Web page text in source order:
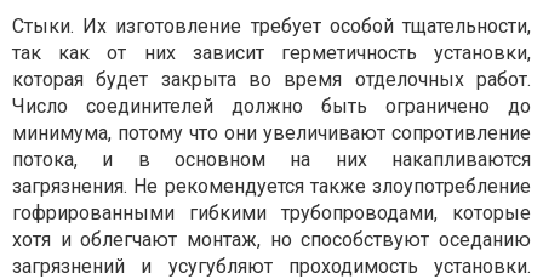
Стыки. Их изготовление требует особой тщательности,
так как от них зависит герметичность установки,
которая будет закрыта во время отделочных работ.
Число соединителей должно быть ограничено до
минимума, потому что они увеличивают сопротивление
потока, и в основном на них накапливаются
загрязнения. Не рекомендуется также злоупотребление
гофрированными гибкими трубопроводами, которые
хотя и облегчают монтаж, но способствуют оседанию
загрязнений и усугубляют проходимость установки.